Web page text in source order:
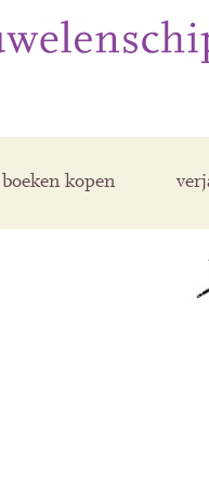
boeken kopen